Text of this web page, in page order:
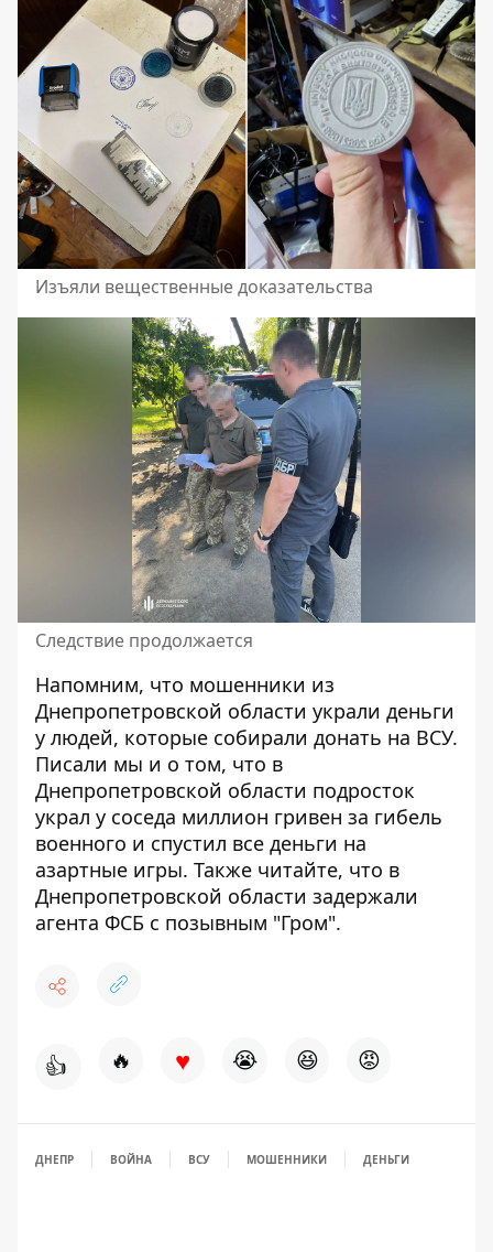
Изъяли вещественные доказательства
Следствие продолжается
Напомним, что мошенники из
Днепропетровской области украли деньги
у людей, которые собирали донать на ВСУ.
Писали мы и о том, что в
Днепропетровской области подросток
украл у соседа миллион гривен за гибель
военного и спустил все деньги на
азартные игры. Также читайте, что в
Днепропетровской области задержали
агента ФСБ с позывным "Гром".
👍 🔥 ♥ 😭 😆 😡
ДНЕПР ВОЙНА ВСУ МОШЕННИКИ ДЕНЬГИ